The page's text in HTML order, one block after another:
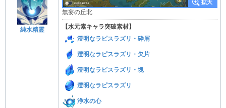
純水精霊
無妄の丘北
【水元素キャラ突破素材】
澄明なラピスラズリ・砕屑
澄明なラピスラズリ・欠片
澄明なラピスラズリ・塊
澄明なラピスラズリ
浄水の心